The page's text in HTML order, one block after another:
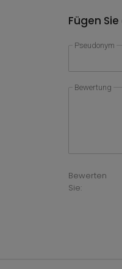
Fügen
Pseudonym
Bewertung
Bewerten
Sie: